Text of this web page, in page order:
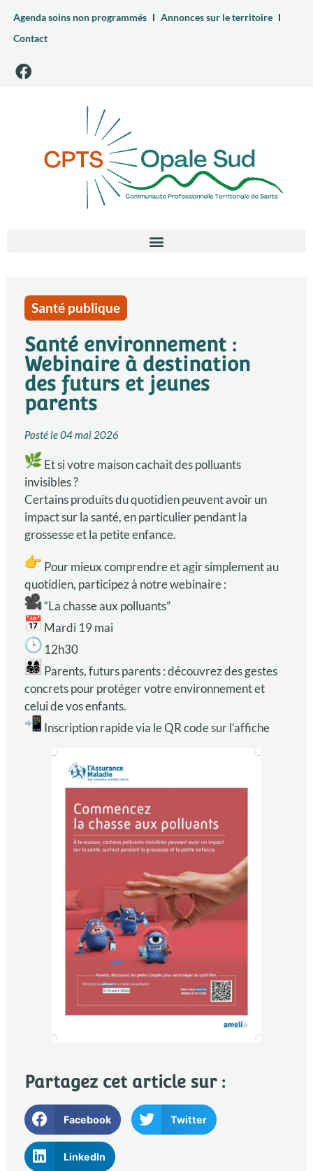
Agenda soins non programmés
Annonces sur le territoire
Contact
Santé publique
Santé environnement :
Webinaire à destination
des futurs et jeunes
parents
Posté le04 mai 2026
Et si votre maison cachait des polluants
invisibles ?
Certains produits du quotidien peuvent avoir un
impact sur la santé, en particulier pendant la
grossesse et la petite enfance.
Pour mieux comprendre et agir simplement au
quotidien, participez à notre webinaire :
“La chasse aux polluants”
Mardi 19 mai
12h30
Parents, futurs parents : découvrez des gestes
concrets pour protéger votre environnement et
celui de vos enfants.
Inscription rapide via le QR code sur l’affiche
Partagez cet article sur :
Facebook Twitter
LinkedIn